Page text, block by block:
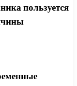
пользуется